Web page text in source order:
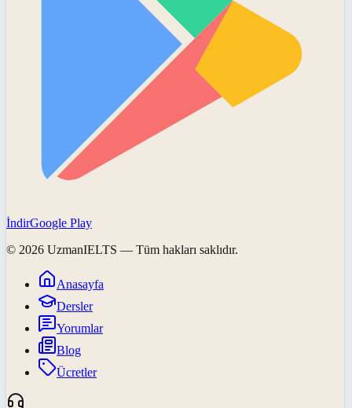
İndirGoogle Play
© 2026 UzmanIELTS — Tüm hakları saklıdır.
Anasayfa
Dersler
Yorumlar
Blog
Ücretler